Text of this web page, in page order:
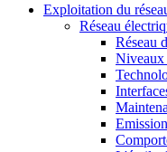
Exploitation du
Réseau
Réseau
Niveaux